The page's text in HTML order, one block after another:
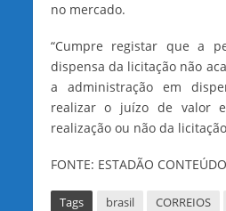
no mercado.
“Cumpre registar que a
dispensa da licitação não
a administração em
realizar o juízo de valor
realização ou não da
FONTE: ESTADÃO CONTEÚDO
Tags brasil CORREIOS